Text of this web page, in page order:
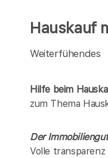
Hauskauf
Weiterfühendes
Hilfe beim
zum Thema
Der
Volle